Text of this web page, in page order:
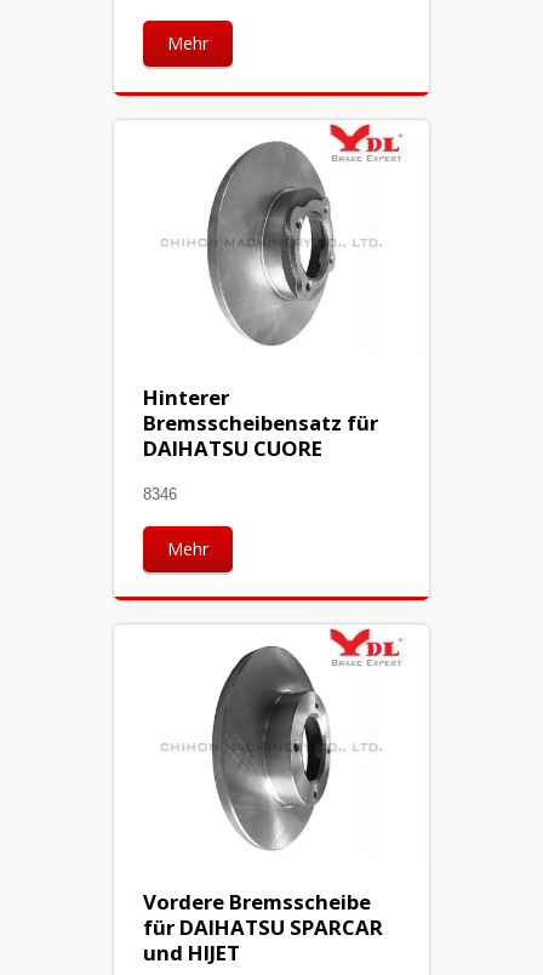
Mehr
Hinterer
Bremsscheibensatz für
DAIHATSU CUORE
8346
Mehr
Vordere Bremsscheibe
für DAIHATSU SPARCAR
und HIJET